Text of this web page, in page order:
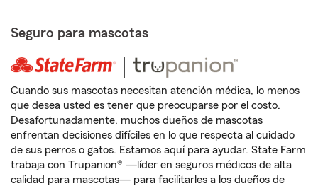
Seguro para mascotas
Cuando sus mascotas necesitan atención médica, lo menos
que desea usted es tener que preocuparse por el costo.
Desafortunadamente, muchos dueños de mascotas
enfrentan decisiones difíciles en lo que respecta al cuidado
de sus perros o gatos. Estamos aquí para ayudar. State Farm
trabaja con Trupanion® —líder en seguros médicos de alta
calidad para mascotas— para facilitarles a los dueños de